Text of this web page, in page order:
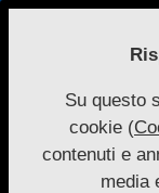
Skip
Nuove
Primary
Navigation
Su questo
cookie (
contenuti e
media